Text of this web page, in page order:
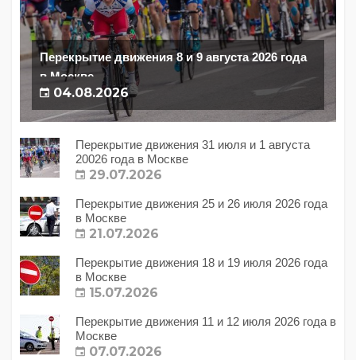
Перекрытие движения 8 и 9 августа 2026 года
в Москве
04.08.2026
Перекрытие движения 31 июля и 1 августа
20026 года в Москве
29.07.2026
Перекрытие движения 25 и 26 июля 2026 года
в Москве
21.07.2026
Перекрытие движения 18 и 19 июля 2026 года
в Москве
15.07.2026
Перекрытие движения 11 и 12 июля 2026 года в
Москве
07.07.2026